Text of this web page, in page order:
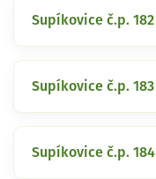
Supíkovice č.p. 182
Supíkovice č.p. 183
Supíkovice č.p. 184